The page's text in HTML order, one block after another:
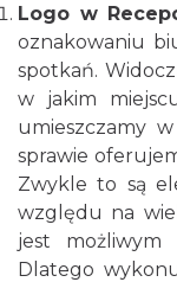
Logo w
oznakowaniu
spotkań.
w jakim
umieszczamy
sprawie
Zwykle to są
względu na
jest możliwym
Dlatego